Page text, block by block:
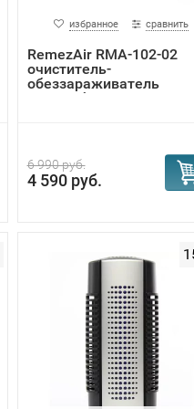
избранное сравнить
RemezAir RMA-102-02
очиститель-
обеззараживатель
автомобил...
6 990 руб.
4 590 руб.